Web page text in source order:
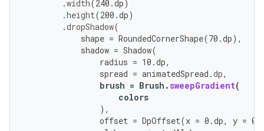
.width( 240.dp )
.height(200.dp)
.dropShadow(
shape = RoundedCornerShape(70.dp),
shadow = Shadow(
radius = 10.dp,
spread = animatedSpread .dp,
brush = Brush .sweepGradient(
colors
),
offset = DpOffset(x = 0.dp, y = 0.